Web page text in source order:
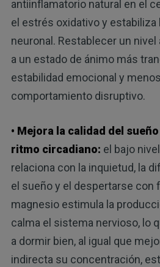
antiinflamatorio natural en el
el estrés oxidativo y
neuronal. Restablecer un
a un estado de ánimo más
estabilidad emocional y
comportamiento disruptivo.
• Mejora la calidad del
ritmo circadiano: el bajo
relaciona con la inquietud, la
el sueño y el despertarse con
magnesio estimula la
calma el sistema nervioso, lo
a dormir bien, al igual que
indirecta su concentración,